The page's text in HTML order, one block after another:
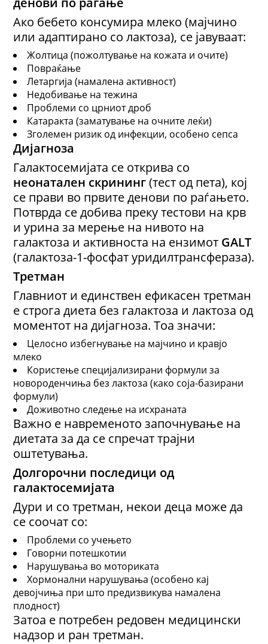
Ако бебето консумира млеко (мајчино
или адаптирано со лактоза), се јавуваат:
Жолтица (пожолтување на кожата и очите)
Повраќање
Летаргија (намалена активност)
Недобивање на тежина
Проблеми со црниот дроб
Катаракта (заматување на очните леќи)
Зголемен ризик од инфекции, особено сепса
Дијагноза
Галактосемијата се открива со
неонатален скрининг(тест од пета), кој
се прави во првите денови по раѓањето.
Потврда се добива преку тестови на крв
и урина за мерење на нивото на
галактоза и активноста на ензимот GALT
(галактоза-1-фосфат уридилтрансфераза).
Третман
Главниот и единствен ефикасен третман
е строга диета без галактоза и лактоза од
моментот на дијагноза. Тоа значи:
Целосно избегнување на мајчино и кравјо
млеко
Користење специјализирани формули за
новороденчиња без лактоза (како соја-базирани
формули)
Доживотно следење на исхраната
Важно е навременото започнување на
диетата за да се спречат трајни
оштетувања.
Долгорочни последици од
галактосемијата
Дури и со третман, некои деца може да
се соочат со:
Проблеми со учењето
Говорни потешкотии
Нарушувања во моториката
Хормонални нарушувања (особено кај
девојчиња при што предизвикува намалена
плодност)
Затоа е потребен редовен медицински
надзор и ран третман.